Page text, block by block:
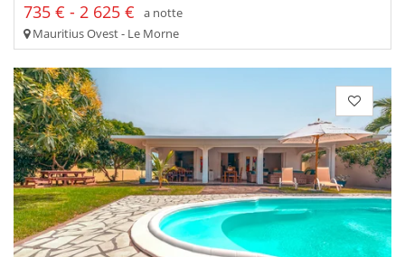
735 € - 2 625 €
a notte
Mauritius Ovest - Le Morne